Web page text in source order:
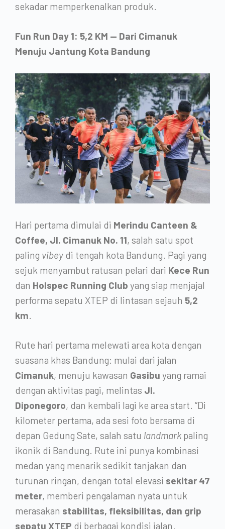
sekadar memperkenalkan produk.
Fun Run Day 1: 5,2 KM — Dari Cimanuk
Menuju Jantung Kota Bandung
Hari pertama dimulai di Merindu Canteen &
Coffee, Jl. Cimanuk No. 11, salah satu spot
paling vibey di tengah kota Bandung. Pagi yang
sejuk menyambut ratusan pelari dari Kece Run
dan Holspec Running Club yang siap menjajal
performa sepatu XTEP di lintasan sejauh 5,2
km.
Rute hari pertama melewati area kota dengan
suasana khas Bandung: mulai dari jalan
Cimanuk, menuju kawasan Gasibu yang ramai
dengan aktivitas pagi, melintas Jl.
Diponegoro, dan kembali lagi ke area start. “Di
kilometer pertama, ada sesi foto bersama di
depan Gedung Sate, salah satu landmark paling
ikonik di Bandung. Rute ini punya kombinasi
medan yang menarik sedikit tanjakan dan
turunan ringan, dengan total elevasi sekitar 47
meter, memberi pengalaman nyata untuk
merasakan stabilitas, fleksibilitas, dan grip
sepatu XTEP di berbagai kondisi jalan.